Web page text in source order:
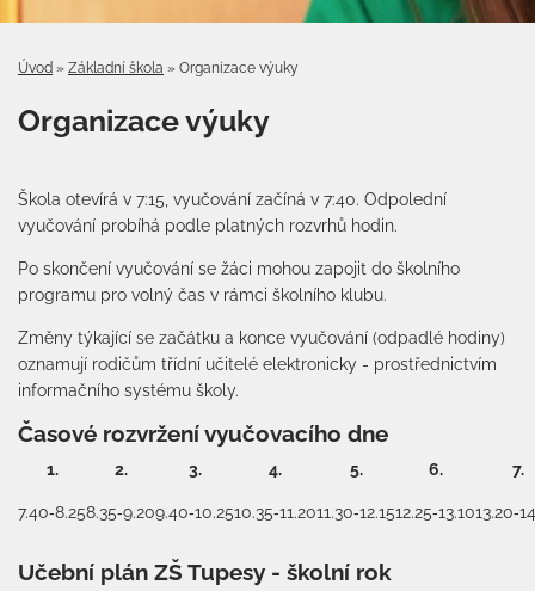
Úvod » Základní škola » Organizace výuky
Organizace výuky
Škola otevírá v 7:15, vyučování začíná v 7:40. Odpolední
vyučování probíhá podle platných rozvrhů hodin.
Po skončení vyučování se žáci mohou zapojit do školního
programu pro volný čas v rámci školního klubu.
Změny týkající se začátku a konce vyučování (odpadlé hodiny)
oznamují rodičům třídní učitelé elektronicky - prostřednictvím
informačního systému školy.
Časové rozvržení vyučovacího dne
1. 2. 3. 4. 5. 6. 7.
7.40‑8.258.35‑9.209.40‑10.2510.35‑11.2011.30‑12.1512.25‑13.10
Učební plán ZŠ Tupesy - školní rok